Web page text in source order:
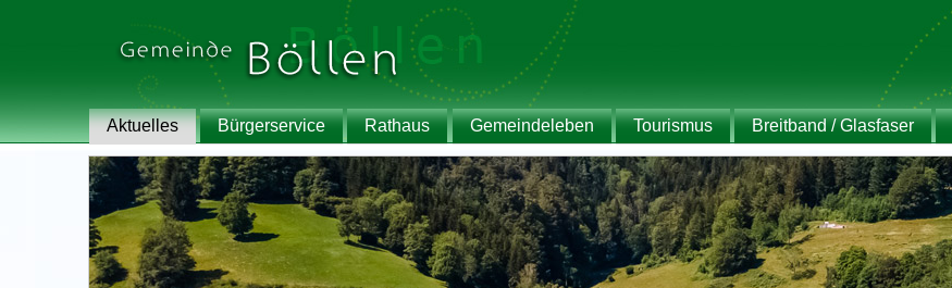
Aktuelles Bürgerservice Rathaus Gemeindeleben Tourismus Breitband / Glasfaser